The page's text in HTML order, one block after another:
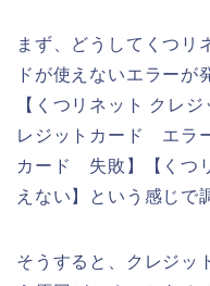
まず、どうしてくつリ
ドが使えないエラーが
【くつリネット クレ
レジットカード エラ
カード 失敗】【くつ
えない】という感じで
そうすると、クレジッ